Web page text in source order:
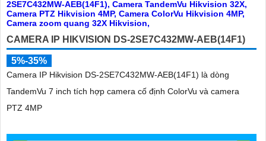
CAMERA IP HIKVISION DS-2SE7C432MW-AEB(14F1)
5%-35%
Camera IP Hikvision DS-2SE7C432MW-AEB(14F1) là dòng
TandemVu 7 inch tích hợp camera cố định ColorVu và camera
PTZ 4MP